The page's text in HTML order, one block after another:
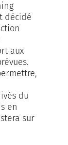
décidé
aux
du
en
sur